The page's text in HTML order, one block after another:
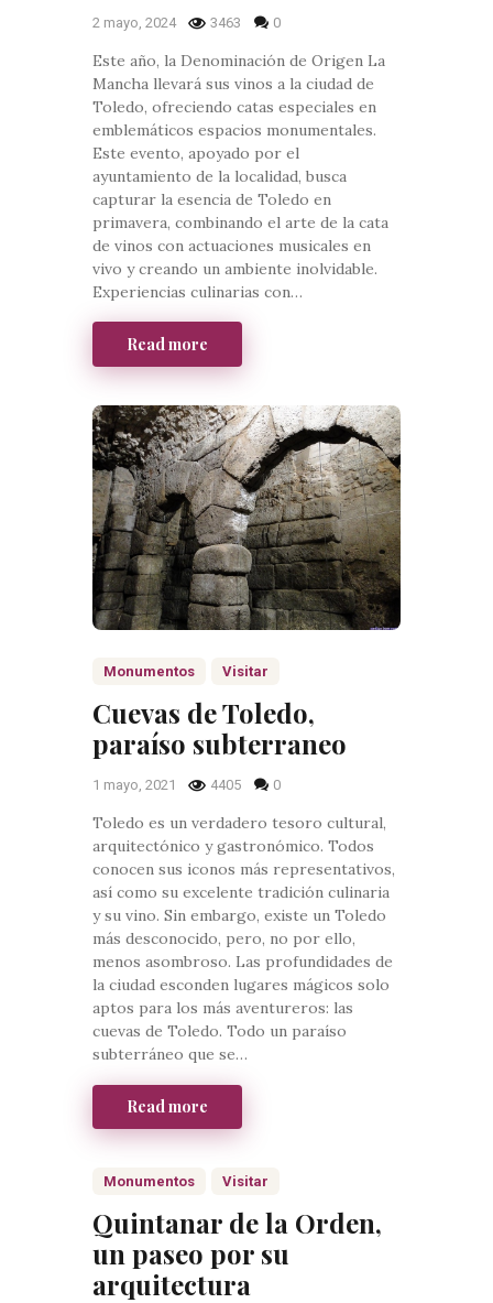
2 mayo, 2024 3463 0
Este año, la Denominación de Origen La
Mancha llevará sus vinos a la ciudad de
Toledo, ofreciendo catas especiales en
emblemáticos espacios monumentales.
Este evento, apoyado por el
ayuntamiento de la localidad, busca
capturar la esencia de Toledo en
primavera, combinando el arte de la cata
de vinos con actuaciones musicales en
vivo y creando un ambiente inolvidable.
Experiencias culinarias con…
Read more
Monumentos Visitar
Cuevas de Toledo,
paraíso subterraneo
1 mayo, 2021 4405 0
Toledo es un verdadero tesoro cultural,
arquitectónico y gastronómico. Todos
conocen sus iconos más representativos,
así como su excelente tradición culinaria
y su vino. Sin embargo, existe un Toledo
más desconocido, pero, no por ello,
menos asombroso. Las profundidades de
la ciudad esconden lugares mágicos solo
aptos para los más aventureros: las
cuevas de Toledo. Todo un paraíso
subterráneo que se…
Read more
Monumentos Visitar
Quintanar de la Orden,
un paseo por su
arquitectura